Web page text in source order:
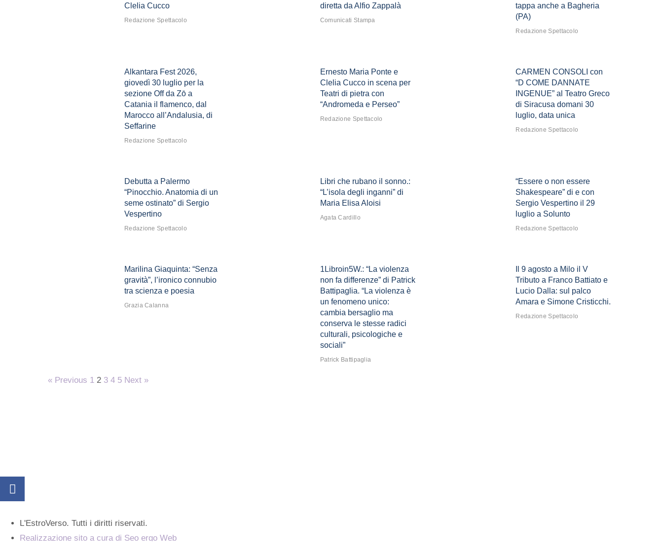
Clelia Cucco
Redazione Spettacolo
diretta da Alfio Zappalà
Comunicati Stampa
tappa anche a Bagheria
(PA)
Redazione Spettacolo
Alkantara Fest 2026,
giovedì 30 luglio per la
sezione Off da Zō a
Catania il flamenco, dal
Marocco all’Andalusia, di
Seffarine
Redazione Spettacolo
Ernesto Maria Ponte e
Clelia Cucco in scena per
Teatri di pietra con
“Andromeda e Perseo”
Redazione Spettacolo
CARMEN CONSOLI con
“D COME DANNATE
INGENUE” al Teatro Greco
di Siracusa domani 30
luglio, data unica
Redazione Spettacolo
Debutta a Palermo
“Pinocchio. Anatomia di un
seme ostinato” di Sergio
Vespertino
Redazione Spettacolo
Libri che rubano il sonno.:
“L’isola degli inganni” di
Maria Elisa Aloisi
Agata Cardillo
“Essere o non essere
Shakespeare” di e con
Sergio Vespertino il 29
luglio a Solunto
Redazione Spettacolo
Marilina Giaquinta: “Senza
gravità”, l’ironico connubio
tra scienza e poesia
Grazia Calanna
1Libroin5W.: “La violenza
non fa differenze” di Patrick
Battipaglia. “La violenza è
un fenomeno unico:
cambia bersaglio ma
conserva le stesse radici
culturali, psicologiche e
sociali”
Patrick Battipaglia
Il 9 agosto a Milo il V
Tributo a Franco Battiato e
Lucio Dalla: sul palco
Amara e Simone Cristicchi.
Redazione Spettacolo
« Previous 1 2 3 4 5 Next »
L'EstroVerso. Tutti i diritti riservati.
Realizzazione sito a cura di Seo ergo Web